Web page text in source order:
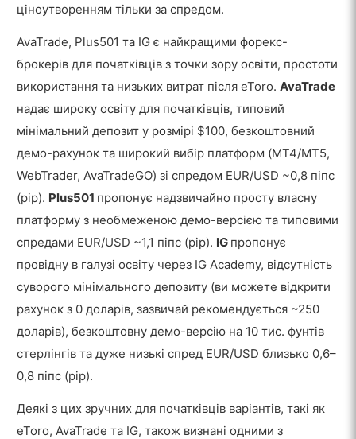
ціноутворенням тільки за спредом.
AvaTrade, Plus501 та IG є найкращими форекс-
брокерів для початківців з точки зору освіти, простоти
використання та низьких витрат після eToro.AvaTrade
надає широку освіту для початківців, типовий
мінімальний депозит у розмірі $100, безкоштовний
демо-рахунок та широкий вибір платформ (MT4/MT5,
WebTrader, AvaTradeGO) зі спредом EUR/USD ~0,8 піпс
(pip). Plus501 пропонує надзвичайно просту власну
платформу з необмеженою демо-версією та типовими
спредами EUR/USD ~1,1 піпс (pip). IG пропонує
провідну в галузі освіту через IG Academy, відсутність
суворого мінімального депозиту (ви можете відкрити
рахунок з 0 доларів, зазвичай рекомендується ~250
доларів), безкоштовну демо-версію на 10 тис. фунтів
стерлінгів та дуже низькі спред EUR/USD близько 0,6–
0,8 піпс (pip).
Деякі з цих зручних для початківців варіантів, такі як
eToro, AvaTrade та IG, також визнані одними з